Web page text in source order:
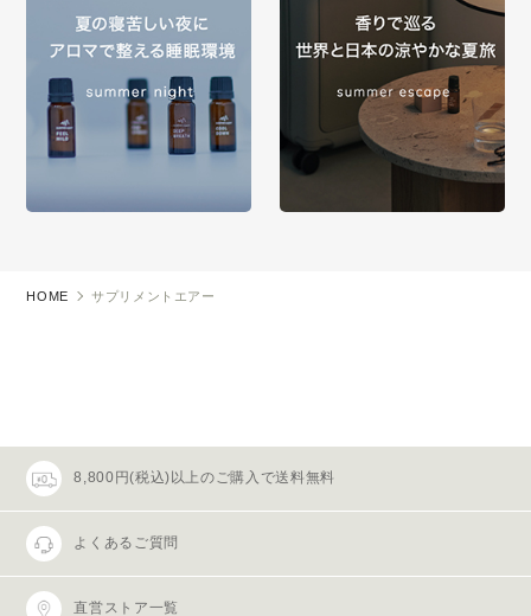
HOME サプリメントエアー
8,800円(税込)以上のご購入で送料無料
よくあるご質問
直営ストア一覧